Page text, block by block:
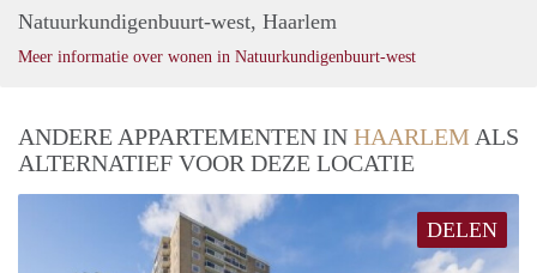
Natuurkundigenbuurt-west, Haarlem
Meer informatie over wonen in Natuurkundigenbuurt-west
ANDERE APPARTEMENTEN IN HAARLEM ALS
ALTERNATIEF VOOR DEZE LOCATIE
DELEN